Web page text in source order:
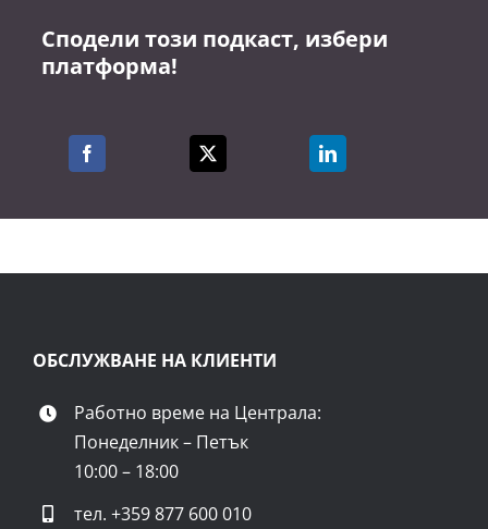
Сподели този подкаст, избери
платформа!
ОБСЛУЖВАНЕ НА КЛИЕНТИ
Работно време на Централа:
Понеделник – Петък
10:00 – 18:00
тел.+359 877 600 010